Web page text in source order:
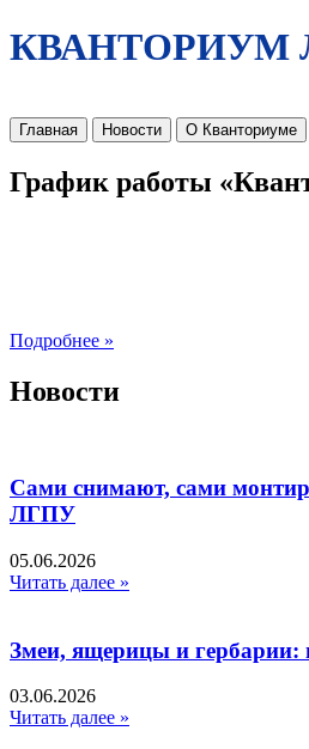
КВАНТОРИУМ
Главная Новости О Кванториуме
График работы
Подробнее »
Новости
Сами снимают, сами
ЛГПУ​
05.06.2026
Читать далее »
Змеи, ящерицы и
03.06.2026
Читать далее »